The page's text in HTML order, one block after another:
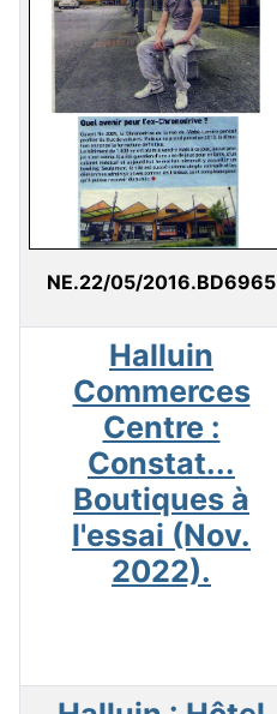
NE.22/05/2016.BD6965
Halluin
Commerces
Centre :
Constat...
Boutiques à
l'essai (Nov.
2022).